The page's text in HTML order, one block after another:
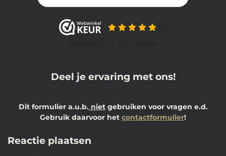
Deel je ervaring met ons!
Dit formulier a.u.b.nietgebruiken voor vragen e.d.
Gebruik daarvoor het contactformulier!
Reactie plaatsen